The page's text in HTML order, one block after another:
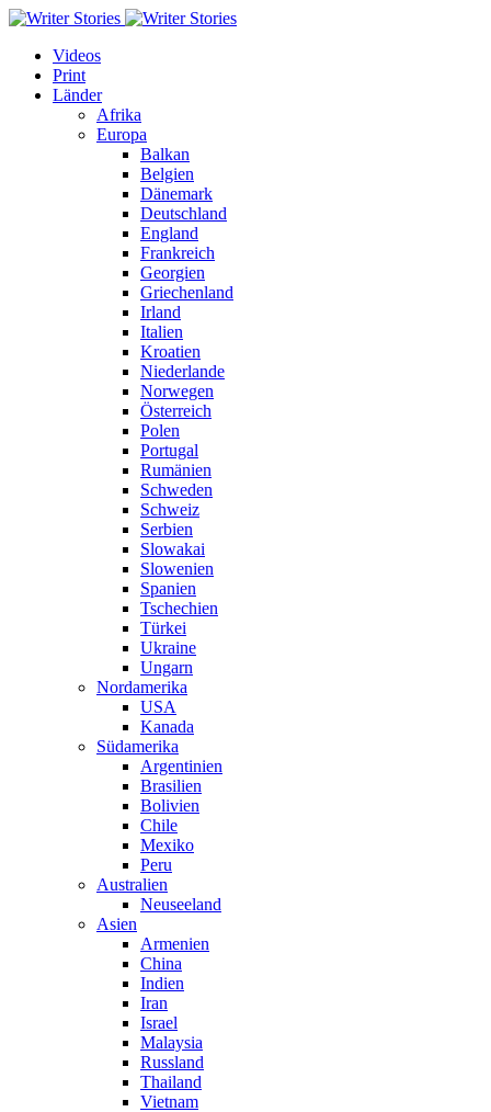
Videos
Print
Länder
Afrika
Europa
Balkan
Belgien
Dänemark
Deutschland
England
Frankreich
Georgien
Griechenland
Irland
Italien
Kroatien
Niederlande
Norwegen
Österreich
Polen
Portugal
Rumänien
Schweden
Schweiz
Serbien
Slowakai
Slowenien
Spanien
Tschechien
Türkei
Ukraine
Ungarn
Nordamerika
USA
Kanada
Südamerika
Argentinien
Brasilien
Bolivien
Chile
Mexiko
Peru
Australien
Neuseeland
Asien
Armenien
China
Indien
Iran
Israel
Malaysia
Russland
Thailand
Vietnam